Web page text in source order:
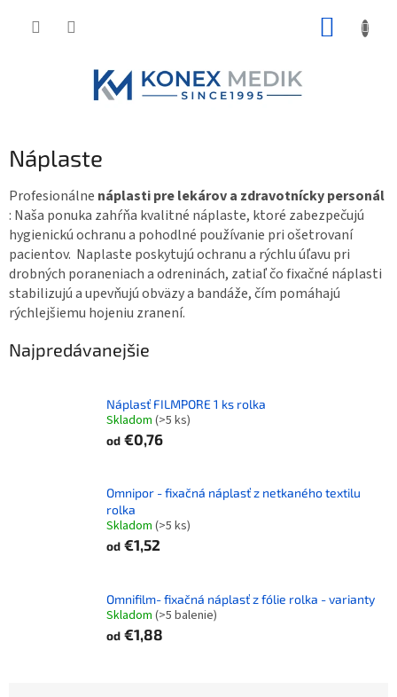
Náplaste
Profesionálne náplasti pre lekárov a zdravotnícky personál
: Naša ponuka zahŕňa kvalitné náplaste, ktoré zabezpečujú
hygienickú ochranu a pohodlné používanie pri ošetrovaní
pacientov. Naplaste poskytujú ochranu a rýchlu úľavu pri
drobných poraneniach a odreninách, zatiaľ čo fixačné náplasti
stabilizujú a upevňujú obväzy a bandáže, čím pomáhajú
rýchlejšiemu hojeniu zranení.
Najpredávanejšie
Náplasť FILMPORE 1 ks rolka
Skladom (>5 ks)
od €0,76
Omnipor - fixačná náplasť z netkaného textilu
rolka
Skladom (>5 ks)
od €1,52
Omnifilm- fixačná náplasť z fólie rolka - varianty
Skladom (>5 balenie)
od €1,88